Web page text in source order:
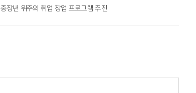
중장년 위주의 취업 창업 프로그램 추진